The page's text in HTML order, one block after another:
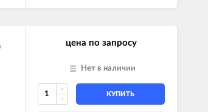
цена по запросу
Нет в наличии
КУПИТЬ